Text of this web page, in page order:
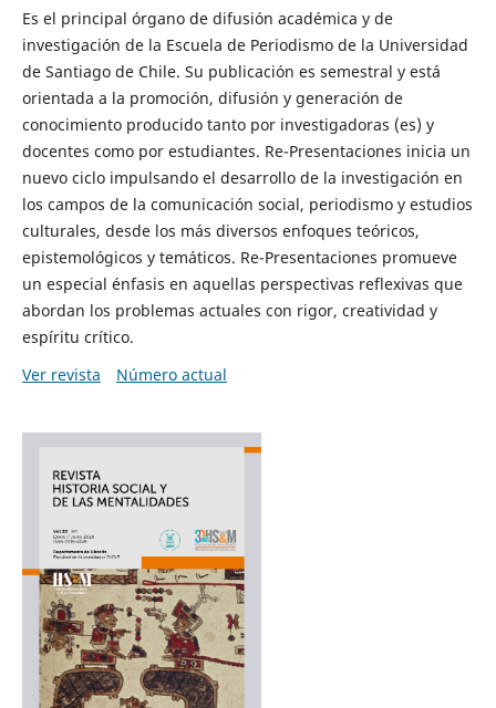
Es el principal órgano de difusión académica y de
investigación de la Escuela de Periodismo de la Universidad
de Santiago de Chile. Su publicación es semestral y está
orientada a la promoción, difusión y generación de
conocimiento producido tanto por investigadoras (es) y
docentes como por estudiantes. Re-Presentaciones inicia un
nuevo ciclo impulsando el desarrollo de la investigación en
los campos de la comunicación social, periodismo y estudios
culturales, desde los más diversos enfoques teóricos,
epistemológicos y temáticos. Re-Presentaciones promueve
un especial énfasis en aquellas perspectivas reflexivas que
abordan los problemas actuales con rigor, creatividad y
espíritu crítico.
Ver revista
Número actual